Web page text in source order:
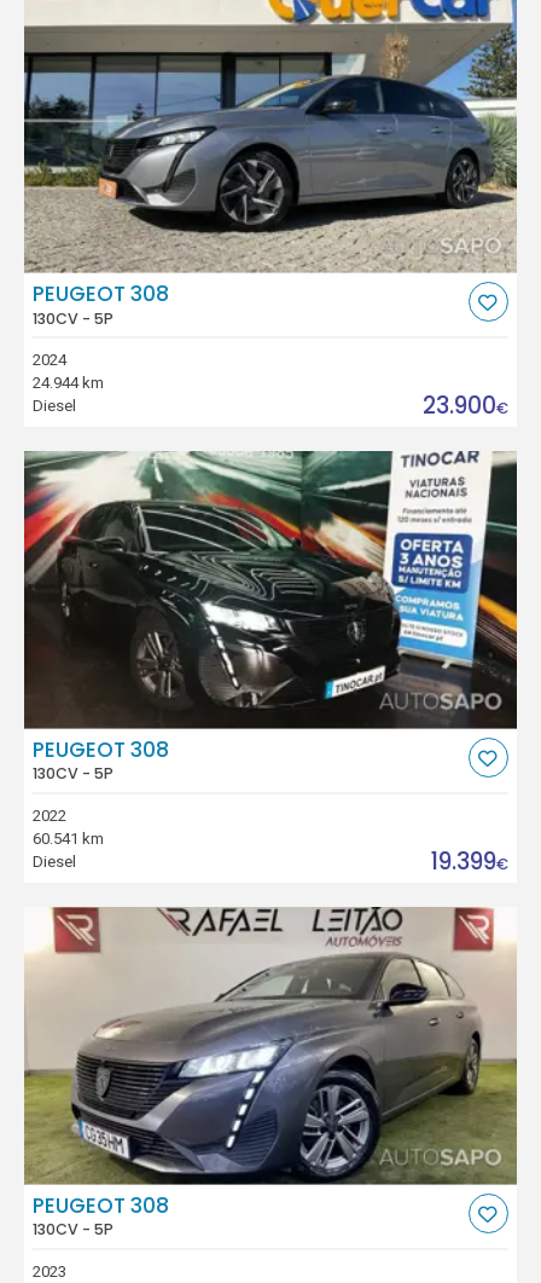
PEUGEOT 308
130CV - 5P
2024
24.944 km
Diesel
23.900€
PEUGEOT 308
130CV - 5P
2022
60.541 km
Diesel
19.399€
PEUGEOT 308
130CV - 5P
2023